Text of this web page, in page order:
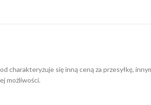
się inną ceną za przesyłkę,
możliwości.